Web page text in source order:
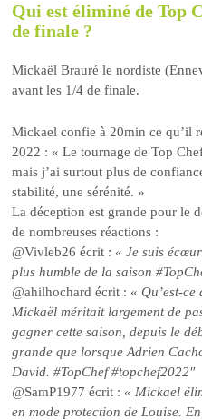
Qui est éliminé de Top
de finale ?
Mickaël Brauré le nordiste
avant les 1/4 de finale.
Mickael confie à 20min ce qu’il
2022 : « Le tournage de Top
mais j’ai surtout plus de
stabilité, une sérénité. »
La déception est grande pour le
de nombreuses réactions :
@Vivleb26 écrit : « Je suis
plus humble de la saison
@ahilhochard écrit : « Qu’est-
Mickaël méritait largement de
gagner cette saison, depuis le
grande que lorsque Adrien
David. #TopChef #topchef2022″
@SamP1977 écrit : « Mickael
en mode protection de Louise.